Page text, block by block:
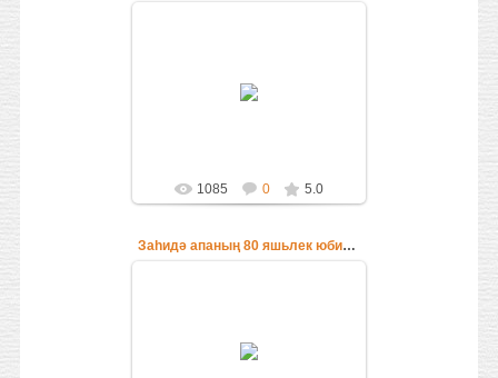
1085 0 5.0
Заһидә апаның 80 яшьлек юбилее